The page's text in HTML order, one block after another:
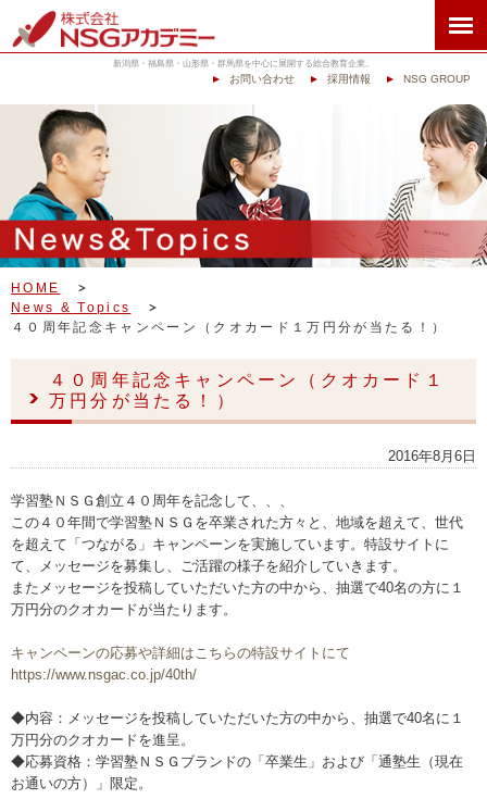
新潟県・福島県・山形県・群馬県を中心に展開する総合教育企業。
お問い合わせ 採用情報 NSG GROUP
HOME
News & Topics
４０周年記念キャンペーン（クオカード１万円分が当たる！）
４０周年記念キャンペーン（クオカード１
万円分が当たる！）
2016年8月6日
学習塾ＮＳＧ創立４０周年を記念して、、、
この４０年間で学習塾ＮＳＧを卒業された方々と、地域を超えて、世代
を超えて「つながる」キャンペーンを実施しています。特設サイトに
て、メッセージを募集し、ご活躍の様子を紹介していきます。
またメッセージを投稿していただいた方の中から、抽選で40名の方に１
万円分のクオカードが当たります。
キャンペーンの応募や詳細はこちらの特設サイトにて
https://www.nsgac.co.jp/40th/
◆内容：メッセージを投稿していただいた方の中から、抽選で40名に１
万円分のクオカードを進呈。
◆応募資格：学習塾ＮＳＧブランドの「卒業生」および「通塾生（現在
お通いの方）」限定。